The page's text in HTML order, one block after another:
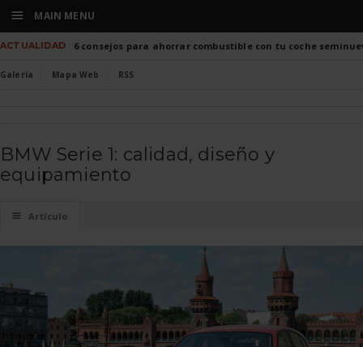
ACTUALIDAD 6 consejos para ahorrar combustible con tu coche
Galería Mapa Web RSS
BMW Serie 1: calidad, diseño y
equipamiento
☰ Artículo
☰ MAIN MENU